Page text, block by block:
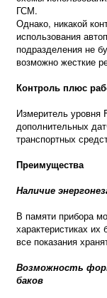
ГСМ.
Однако, никакой
использования
подразделения не
возможно жесткие
Контроль плюс
Измеритель уровня
дополнительных
транспортных
Преимущества
Наличие
В памяти прибора
характеристиках
все показания
Возможность
баков